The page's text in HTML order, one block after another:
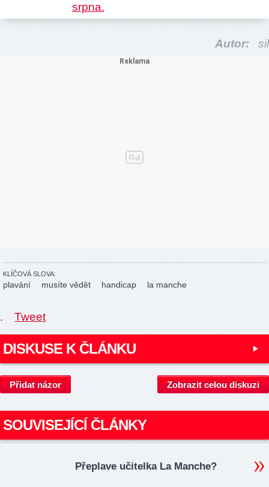
Autor: sil
KLÍČOVÁ SLOVA:
plavání musíte vědět handicap la manche
. Tweet
DISKUSE K ČLÁNKU
Přidat názor Zobrazit celou diskuzi
SOUVISEJÍCÍ ČLÁNKY
Přeplave učitelka La Manche?